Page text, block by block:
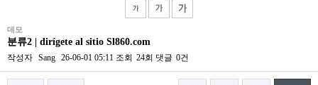
데모
분류2 | dirígete al sitio Sl860.com
작성자 Sang 26-06-01 05:11 조회 24회 댓글 0건